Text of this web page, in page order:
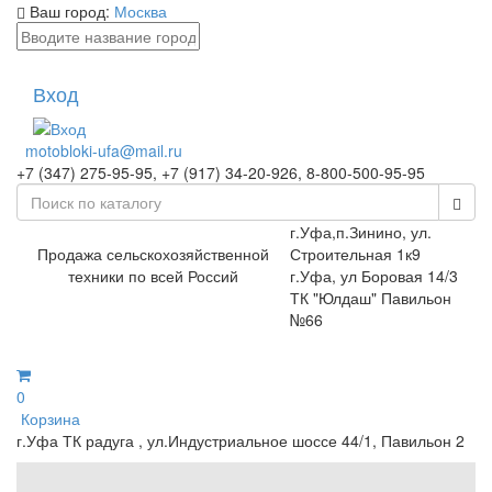
Ваш город: Москва
Вход
motobloki-ufa@mail.ru
+7 (347) 275-95-95, +7 (917) 34-20-926, 8-800-500-95-95
Продажа сельскохозяйственной
техники по всей Россий
г.Уфа,п.Зинино, ул.
Строительная 1к9
г.Уфа, ул Боровая 14/3
ТК "Юлдаш" Павильон
№66
0
Корзина
г.Уфа ТК радуга , ул.Индустриальное шоссе 44/1, Павильон 2